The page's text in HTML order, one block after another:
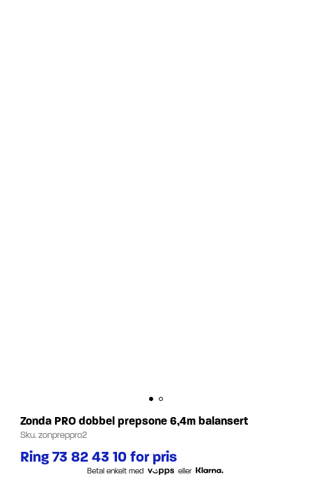
Zonda PRO dobbel prepsone 6,4m balansert
Sku.zonpreppro2
Ring 73 82 43 10 for pris
Betal enkelt med eller